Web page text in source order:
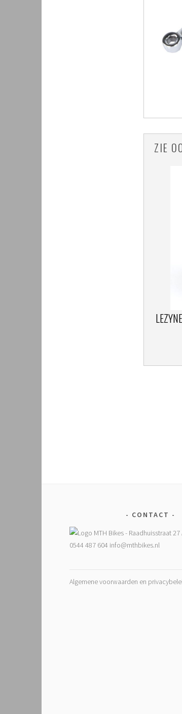
ZIE
CONTACT
Algemene voorwaarden en